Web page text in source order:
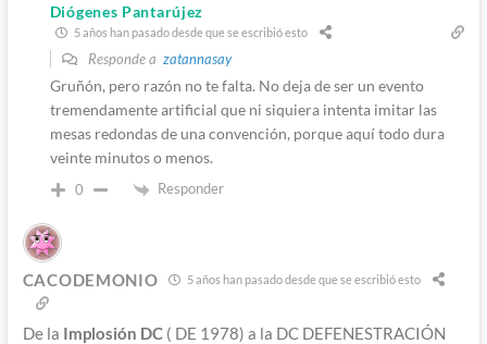
Diógenes Pantarújez
5 años han pasado desde que se escribió esto
Responde a zatannasay
Gruñón, pero razón no te falta. No deja de ser un evento
tremendamente artificial que ni siquiera intenta imitar las
mesas redondas de una convención, porque aquí todo dura
veinte minutos o menos.
0 Responder
CACODEMONIO 5 años han pasado desde que se escribió esto
De la Implosión DC( DE 1978) a la DC DEFENESTRACIÓN